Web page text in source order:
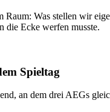
Raum: Was stellen wir
die Ecke werfen musste.
Spieltag
an dem drei AEGs